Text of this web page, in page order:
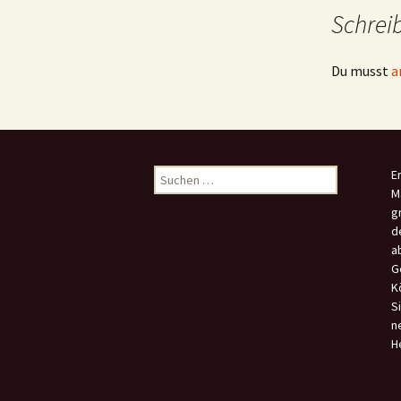
Du musst
Suchen
nach: